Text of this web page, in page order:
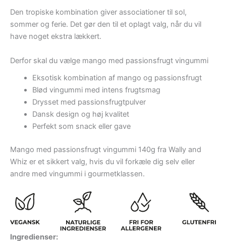
Den tropiske kombination giver associationer til sol,
sommer og ferie. Det gør den til et oplagt valg, når du vil
have noget ekstra lækkert.
Derfor skal du vælge mango med passionsfrugt vingummi
Eksotisk kombination af mango og passionsfrugt
Blød vingummi med intens frugtsmag
Drysset med passionsfrugtpulver
Dansk design og høj kvalitet
Perfekt som snack eller gave
Mango med passionsfrugt vingummi 140g fra Wally and
Whiz er et sikkert valg, hvis du vil forkæle dig selv eller
andre med vingummi i gourmetklassen.
Ingredienser: